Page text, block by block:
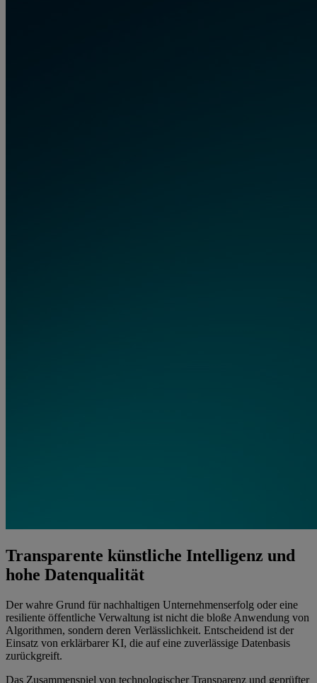
Transparente künstliche Intelligenz und
hohe Datenqualität
Der wahre Grund für nachhaltigen Unternehmenserfolg oder eine
resiliente öffentliche Verwaltung ist nicht die bloße Anwendung von
Algorithmen, sondern deren Verlässlichkeit. Entscheidend ist der
Einsatz von erklärbarer KI, die auf eine zuverlässige Datenbasis
zurückgreift.
Das Zusammenspiel von technologischer Transparenz und geprüfter